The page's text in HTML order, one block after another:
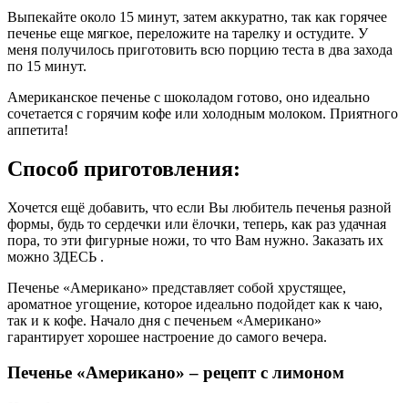
Выпекайте около 15 минут, затем аккуратно, так как горячее
печенье еще мягкое, переложите на тарелку и остудите. У
меня получилось приготовить всю порцию теста в два захода
по 15 минут.
Американское печенье с шоколадом готово, оно идеально
сочетается с горячим кофе или холодным молоком. Приятного
аппетита!
Способ приготовления:
Хочется ещё добавить, что если Вы любитель печенья разной
формы, будь то сердечки или ёлочки, теперь, как раз удачная
пора, то эти фигурные ножи, то что Вам нужно. Заказать их
можно ЗДЕСЬ .
Печенье «Американо» представляет собой хрустящее,
ароматное угощение, которое идеально подойдет как к чаю,
так и к кофе. Начало дня с печеньем «Американо»
гарантирует хорошее настроение до самого вечера.
Печенье «Американо» – рецепт с лимоном